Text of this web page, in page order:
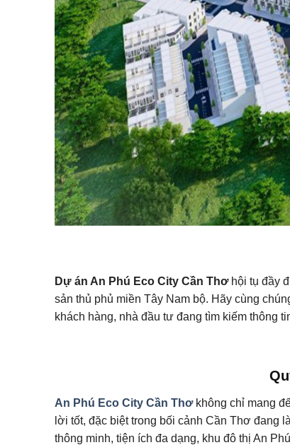
Dự án An Phú Eco City Cần Thơhội tụ đầy
sản thủ phủ miền Tây Nam bộ. Hãy cùng
khách hàng, nhà đầu tư đang tìm kiếm thông
An Phú Eco City Cần Thơ không chỉ mang
lời tốt, đặc biệt trong bối cảnh Cần Thơ đang
thông minh, tiện ích đa dạng, khu đô thị An